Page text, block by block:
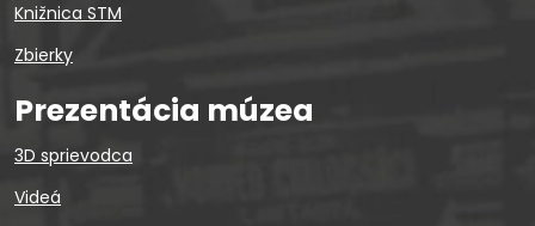
Knižnica STM
Zbierky
Prezentácia múzea
3D sprievodca
Videá